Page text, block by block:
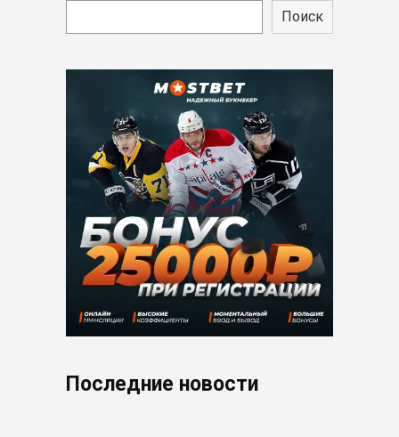
Поиск
Последние новости